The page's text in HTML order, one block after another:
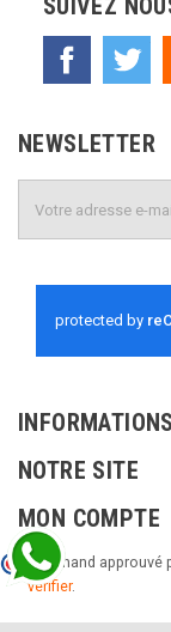
SUIVEZ
Facebook
NEWSLETTER
INFORMATIONS
NOTRE SITE
MON COMPTE
Marchand approuvé
vérifier.